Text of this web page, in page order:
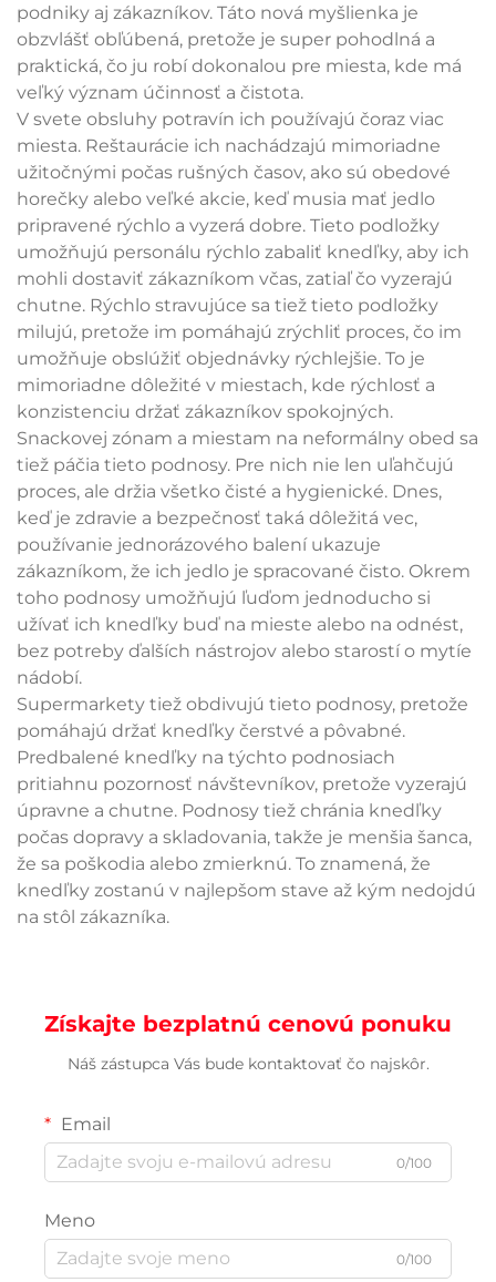
podniky aj zákazníkov. Táto nová myšlienka je
obzvlášť obľúbená, pretože je super pohodlná a
praktická, čo ju robí dokonalou pre miesta, kde má
veľký význam účinnosť a čistota.
V svete obsluhy potravín ich používajú čoraz viac
miesta. Reštaurácie ich nachádzajú mimoriadne
užitočnými počas rušných časov, ako sú obedové
horečky alebo veľké akcie, keď musia mať jedlo
pripravené rýchlo a vyzerá dobre. Tieto podložky
umožňujú personálu rýchlo zabaliť knedľky, aby ich
mohli dostaviť zákazníkom včas, zatiaľ čo vyzerajú
chutne. Rýchlo stravujúce sa tiež tieto podložky
milujú, pretože im pomáhajú zrýchliť proces, čo im
umožňuje obslúžiť objednávky rýchlejšie. To je
mimoriadne dôležité v miestach, kde rýchlosť a
konzistenciu držať zákazníkov spokojných.
Snackovej zónam a miestam na neformálny obed sa
tiež páčia tieto podnosy. Pre nich nie len uľahčujú
proces, ale držia všetko čisté a hygienické. Dnes,
keď je zdravie a bezpečnosť taká dôležitá vec,
používanie jednorázového balení ukazuje
zákazníkom, že ich jedlo je spracované čisto. Okrem
toho podnosy umožňujú ľuďom jednoducho si
užívať ich knedľky buď na mieste alebo na odnést,
bez potreby ďalších nástrojov alebo starostí o mytíe
nádobí.
Supermarkety tiež obdivujú tieto podnosy, pretože
pomáhajú držať knedľky čerstvé a pôvabné.
Predbalené knedľky na týchto podnosiach
pritiahnu pozornosť návštevníkov, pretože vyzerajú
úpravne a chutne. Podnosy tiež chránia knedľky
počas dopravy a skladovania, takže je menšia šanca,
že sa poškodia alebo zmierknú. To znamená, že
knedľky zostanú v najlepšom stave až kým nedojdú
na stôl zákazníka.
Získajte bezplatnú cenovú ponuku
Náš zástupca Vás bude kontaktovať čo najskôr.
Email
0/100
Meno
0/100